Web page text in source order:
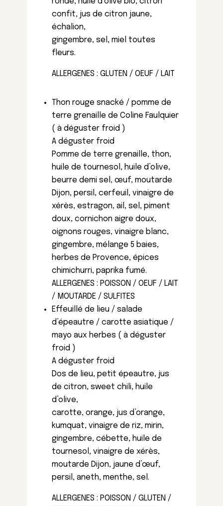
confit, jus de citron jaune,
échalion,
gingembre, sel, miel toutes
fleurs.
ALLERGENES : GLUTEN / OEUF / LAIT
Thon rouge snacké / pomme de
terre grenaille de Coline Faulquier
( à déguster froid )
A déguster froid
Pomme de terre grenaille, thon,
huile de tournesol, huile d’olive,
beurre demi sel, œuf, moutarde
Dijon, persil, cerfeuil, vinaigre de
xérès, estragon, ail, sel, piment
doux, cornichon aigre doux,
oignons rouges, vinaigre blanc,
gingembre, mélange 5 baies,
herbes de Provence, épices
chimichurri, paprika fumé.
ALLERGENES : POISSON / OEUF / LAIT
/ MOUTARDE / SULFITES
Effeuillé de lieu / salade
d’épeautre / carotte asiatique /
mayo aux herbes ( à déguster
froid )
A déguster froid
Dos de lieu, petit épeautre, jus
de citron, sweet chili, huile
d’olive,
carotte, orange, jus d’orange,
kumquat, vinaigre de riz, mirin,
gingembre, cébette, huile de
tournesol, vinaigre de xérès,
moutarde Dijon, jaune d’œuf,
persil, aneth, menthe, sel.
ALLERGENES : POISSON / GLUTEN /